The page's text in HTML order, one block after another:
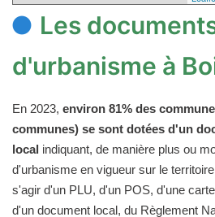
Les
d'urbanisme à
En 2023, environ 81% des
communes) se sont dotées d'un
local indiquant, de manière plus ou
d'urbanisme en vigueur sur le
s'agir d'un PLU, d'un POS, d'une
d'un document local, du Règlement